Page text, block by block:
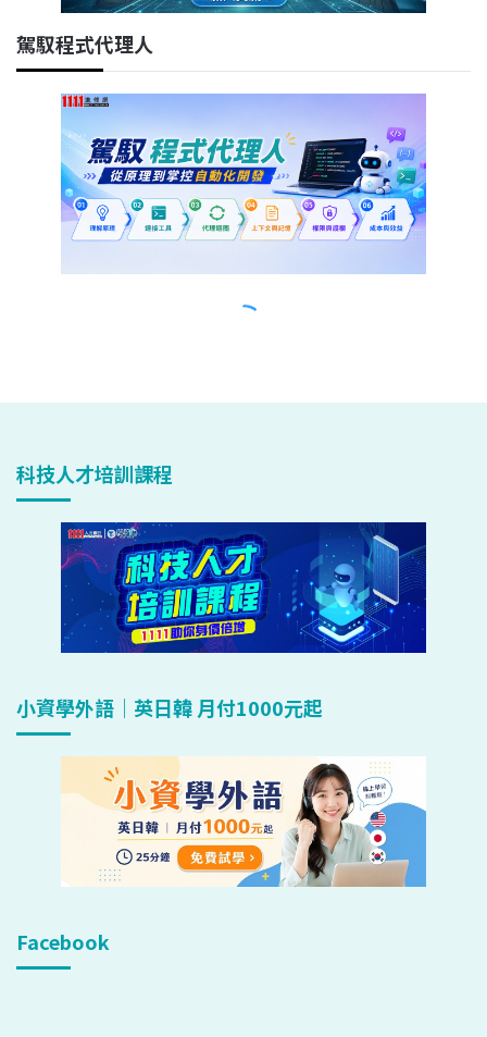
科技人才培訓課程
小資學外語｜英日韓 月付1000元起
Facebook